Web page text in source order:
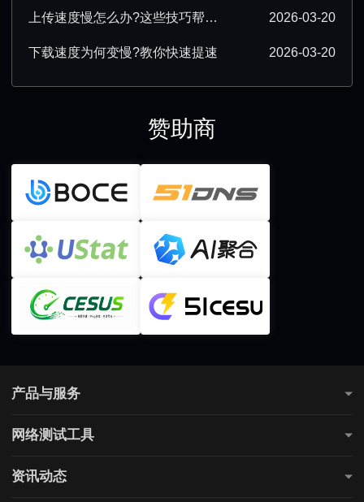
上传速度慢怎么办?这些技巧帮你提速 2026-03-20
下载速度为何变慢?教你快速提速 2026-03-20
赞助商
产品与服务
测网速
网络测试工具
网站连通性测试
资讯动态